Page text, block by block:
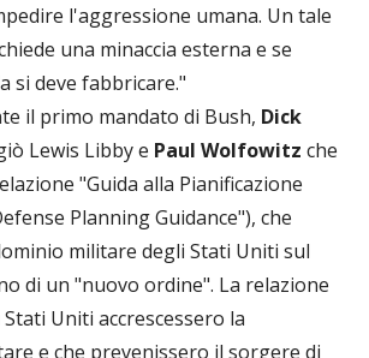
l'aggressione umana. Un tale
una minaccia esterna e se
si deve fabbricare."
il primo mandato di Bush, Dick
Lewis Libby e Paul Wolfowitz che
"Guida alla Pianificazione
Planning Guidance"), che
militare degli Stati Uniti sul
di un "nuovo ordine". La relazione
Uniti accrescessero la
e che prevenissero il sorgere di